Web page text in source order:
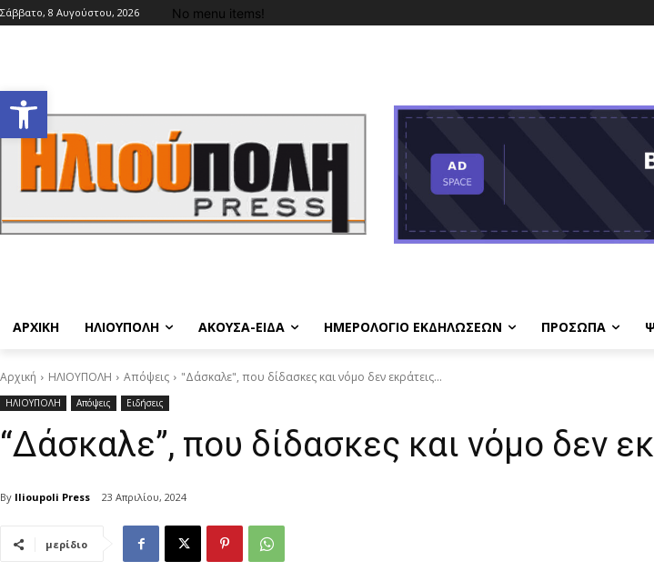
Ανοίξτε τη γραμμή εργαλείων
Σάββατο, 8 Αυγούστου, 2026 No menu items!
ΑΡΧΙΚΗ ΗΛΙΟΥΠΟΛΗ ΑΚΟΥΣΑ-ΕΙΔΑ ΗΜΕΡΟΛΟΓΙΟ ΕΚΔΗΛΩΣΕΩΝ ΠΡΟΣΩΠΑ
Αρχική ΗΛΙΟΥΠΟΛΗ Απόψεις "Δάσκαλε", που δίδασκες και νόμο δεν εκράτεις...
ΗΛΙΟΥΠΟΛΗ Απόψεις Ειδήσεις
“Δάσκαλε”, που δίδασκες και νόμο δεν
By Ilioupoli Press 23 Απριλίου, 2024
μερίδιο